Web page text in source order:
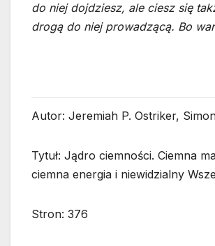
do niej dojdziesz, ale ciesz się
drogą do niej prowadzącą. Bo
Autor: Jeremiah P. Ostriker,
Tytuł: Jądro ciemności. Ciemna
ciemna energia i niewidzialny
Stron: 376